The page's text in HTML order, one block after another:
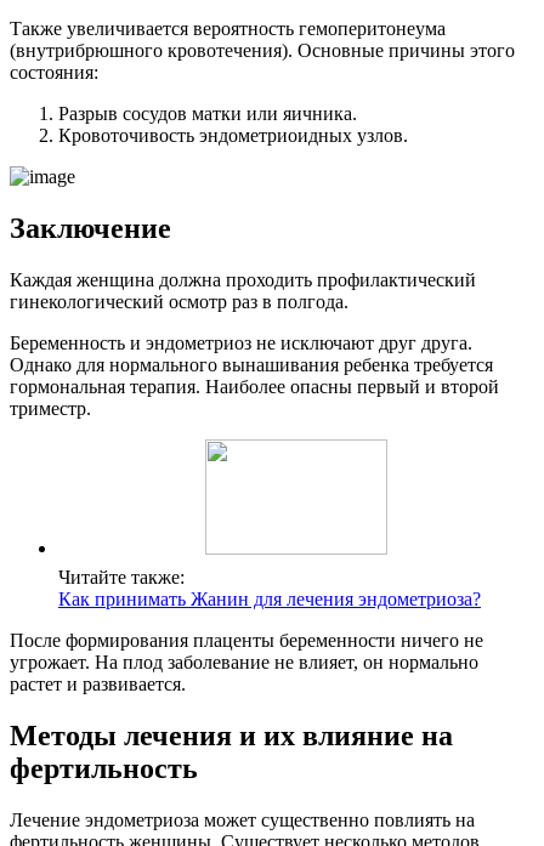
Также увеличивается вероятность гемоперитонеума
(внутрибрюшного кровотечения). Основные причины этого
состояния:
Разрыв сосудов матки или яичника.
Кровоточивость эндометриоидных узлов.
Заключение
Каждая женщина должна проходить профилактический
гинекологический осмотр раз в полгода.
Беременность и эндометриоз не исключают друг друга.
Однако для нормального вынашивания ребенка требуется
гормональная терапия. Наиболее опасны первый и второй
триместр.
Читайте также:
Как принимать Жанин для лечения эндометриоза?
После формирования плаценты беременности ничего не
угрожает. На плод заболевание не влияет, он нормально
растет и развивается.
Методы лечения и их влияние на
фертильность
Лечение эндометриоза может существенно повлиять на
фертильность женщины. Существует несколько методов,